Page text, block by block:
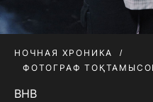
НОЧНАЯ ХРОНИКА
ФОТОГРАФ
BHB